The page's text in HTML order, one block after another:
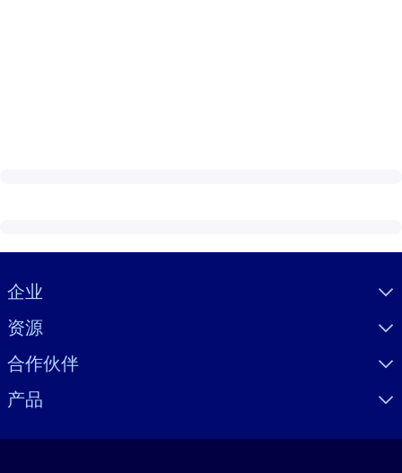
Visually hidden Text
企业
资源
合作伙伴
产品